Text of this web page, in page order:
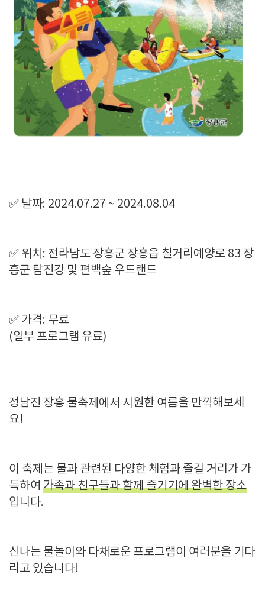
✅ 날짜: 2024.07.27 ~ 2024.08.04
✅ 위치: 전라남도 장흥군 장흥읍 칠거리예양로 83 장
흥군 탐진강 및 편백숲 우드랜드
✅ 가격: 무료
(일부 프로그램 유료)
정남진 장흥 물축제에서 시원한 여름을 만끽해보세
요!
이 축제는 물과 관련된 다양한 체험과 즐길 거리가 가
득하여 가족과 친구들과 함께 즐기기에 완벽한 장소
입니다.
신나는 물놀이와 다채로운 프로그램이 여러분을 기다
리고 있습니다!